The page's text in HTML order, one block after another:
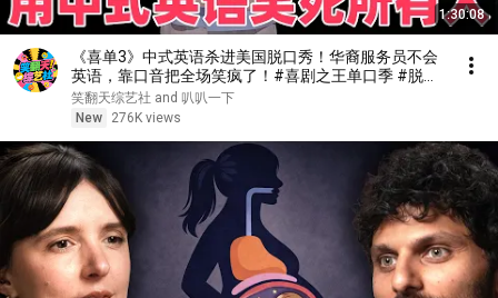
1:30:08
《喜单3》中式英语杀进美国脱口秀！华裔服务员不会
英语，靠口音把全场笑疯了！#喜剧之王单口季 #脱口
秀 #搞笑 #喜剧 #funny #综艺
笑翻天综艺社 and 叭叭一下
New
276K views